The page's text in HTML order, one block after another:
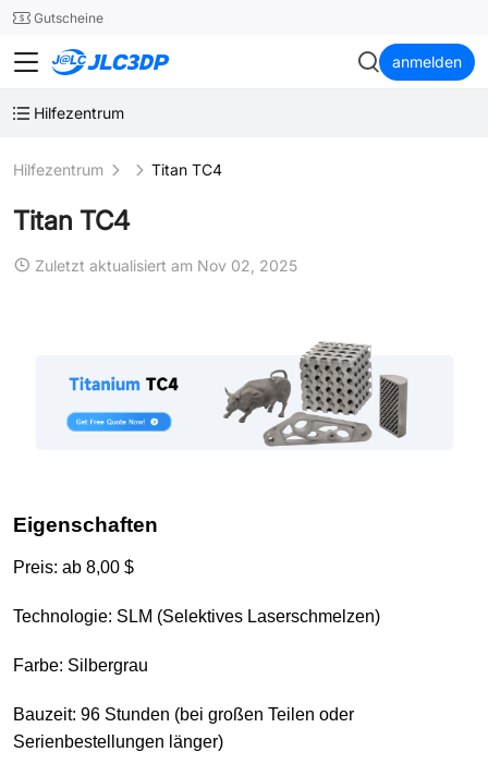
24SMTGutscheine
JLC3DP anmelden
Hilfezentrum
Hilfezentrum Titan TC4
Titan TC4
Zuletzt aktualisiert am Nov 02, 2025
Eigenschaften
Preis: ab 8,00 $
Technologie: SLM (Selektives Laserschmelzen)
Farbe: Silbergrau
Bauzeit: 96 Stunden (bei großen Teilen oder
Serienbestellungen länger)